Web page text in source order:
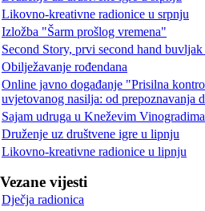
Likovno-kreativne radionice u srpnju
Izložba "Šarm prošlog vremena"
Second Story, prvi second hand
Obilježavanje rođendana
Online javno događanje "Prisilna
uvjetovanog nasilja: od prepoznavanja
Sajam udruga u Kneževim Vinogradima
Druženje uz društvene igre u lipnju
Likovno-kreativne radionice u lipnju
Vezane vijesti
Dječja radionica